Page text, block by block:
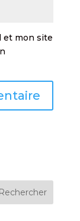
et mon site
Rechercher